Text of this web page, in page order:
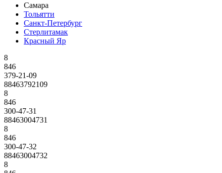
Самара
Тольятти
Санкт-Петербург
Стерлитамак
Красный Яр
8
846
379-21-09
88463792109
8
846
300-47-31
88463004731
8
846
300-47-32
88463004732
8